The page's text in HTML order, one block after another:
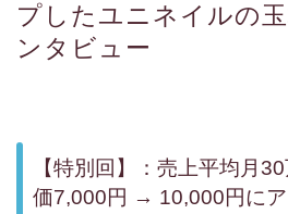
プしたユニネイルの
ンタビュー
【特別回】：売上平均月
価7,000円 → 10,000円にア